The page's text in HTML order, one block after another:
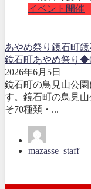
イベント開催
あやめ祭り 鏡石町鏡
鏡石町あやめ祭り
2026年6月5日
鏡石町の鳥見山公
す。鏡石町の鳥見
そ70種類・...
mazasse_staff